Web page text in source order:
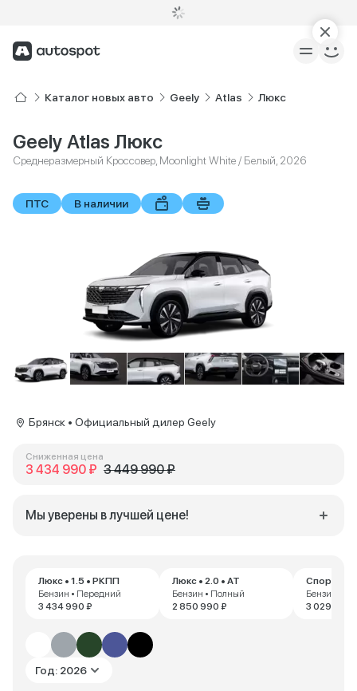
Каталог новых авто Geely Atlas Люкс
Geely Atlas Люкс
Среднеразмерный Кроссовер, Moonlight White / Белый, 2026
ПТС В наличии
Люкс • 1.5 • РКПП
Бензин • Передний
3 434 990 ₽
Люкс • 2.0 • AT
Бензин • Полный
2 850 990 ₽
Спорт •
Бензин •
3 029 990
Год: 2026
Брянск • Официальный дилер Geely
Сниженная цена
3 434 990 ₽ 3 449 990 ₽
Мы уверены в лучшей цене!